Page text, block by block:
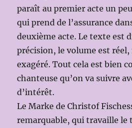
paraît au premier acte un
qui prend de l’assurance
deuxième acte. Le texte est
précision, le volume est réel,
exagéré. Tout cela est bien
chanteuse qu’on va suivre
d’intérêt.
Le Marke de Christof
remarquable, qui travaille le